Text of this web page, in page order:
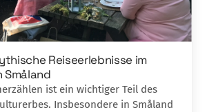
Reiseerlebnisse im
ist ein wichtiger Teil des
Insbesondere in Småland